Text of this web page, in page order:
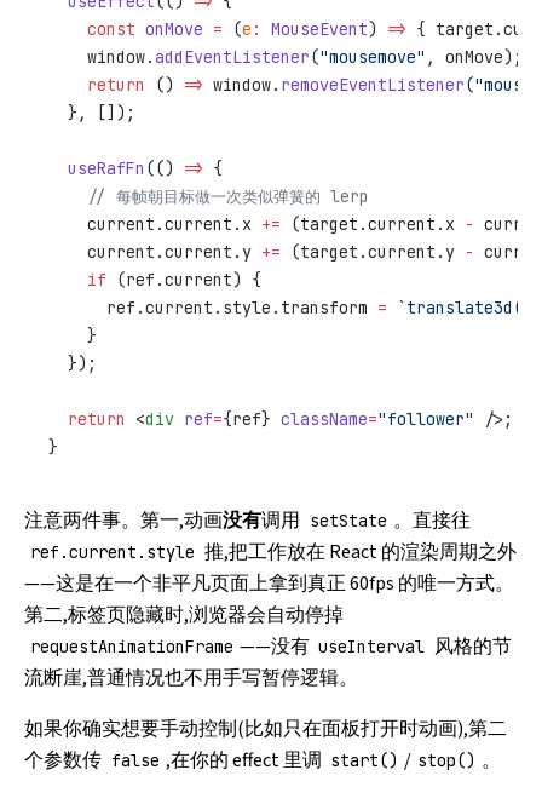
    const
onMove = (e : MouseEvent) => {
    window.
addEventListener("mousemove" , onMove);
    return
() => window. removeEventListener(
  }, []);
  useRafFn
(() => {
    // 每帧朝目标做一次类似弹簧的 lerp
    current.current.x
+= (target.current.x -
    current.current.y
+= (target.current.y -
    if
(ref.current) {
      ref.current.style.transform
= `translate3d(${
    }
  });
  return
<div ref={ref} className="follower"
/>;
}
注意两件事。第一,动画没有调用 setState 。直接往
ref.current.style 推,把工作放在 React 的渲染周期之外
——这是在一个非平凡页面上拿到真正 60fps 的唯一方式。
第二,标签页隐藏时,浏览器会自动停掉
requestAnimationFrame ——没有 useInterval 风格的节
流断崖,普通情况也不用手写暂停逻辑。
如果你确实想要手动控制(比如只在面板打开时动画),第二
个参数传 false ,在你的 effect 里调 start() / stop() 。